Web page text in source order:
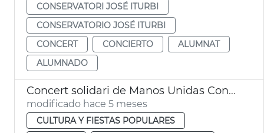
CONSERVATORI JOSÉ ITURBI
CONSERVATORIO JOSÉ ITURBI
CONCERT
CONCIERTO
ALUMNAT
ALUMNADO
Concert solidari de Manos Unidas Conservatori Municipal València
modificado hace 5 meses
CULTURA Y FIESTAS POPULARES